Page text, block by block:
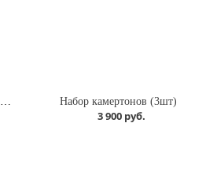
Набор камертонов (3шт)
3 900 руб.